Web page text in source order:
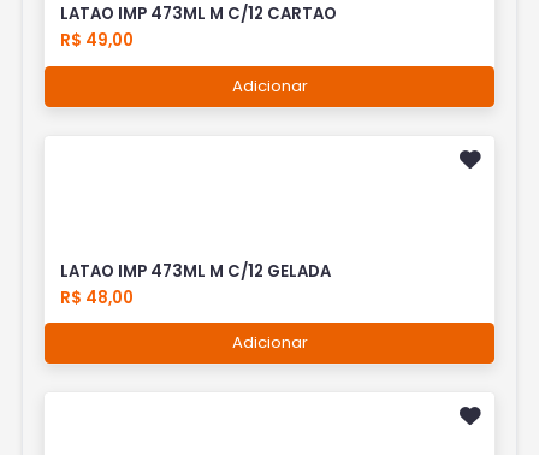
LATAO IMP 473ML M C/12 CARTAO
R$ 49,00
Adicionar
LATAO IMP 473ML M C/12 GELADA
R$ 48,00
Adicionar